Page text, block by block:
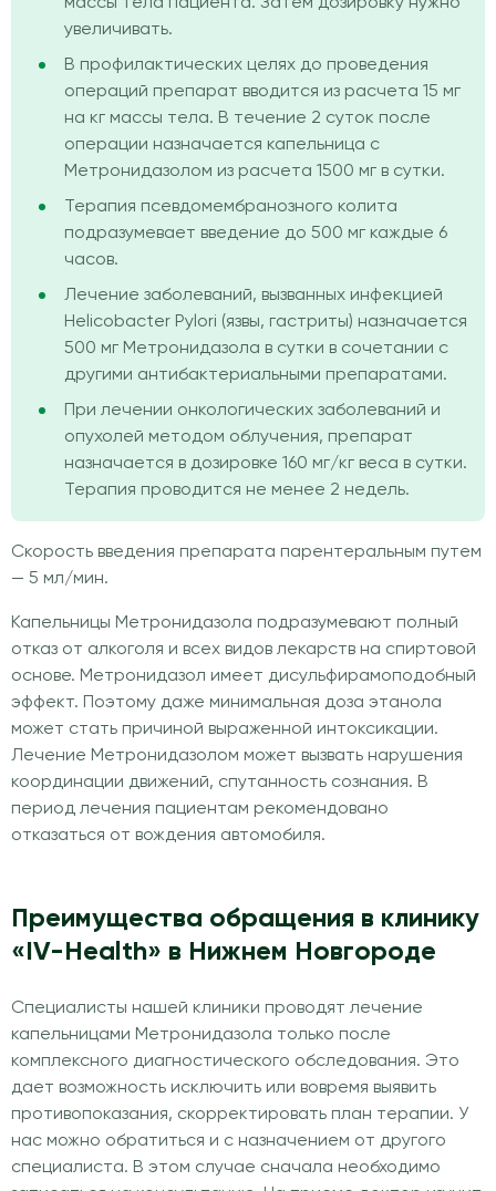
увеличивать.
В профилактических целях до проведения
операций препарат вводится из расчета 15 мг
на кг массы тела. В течение 2 суток после
операции назначается капельница с
Метронидазолом из расчета 1500 мг в сутки.
Терапия псевдомембранозного колита
подразумевает введение до 500 мг каждые 6
часов.
Лечение заболеваний, вызванных инфекцией
Helicobacter Pylori (язвы, гастриты) назначается
500 мг Метронидазола в сутки в сочетании с
другими антибактериальными препаратами.
При лечении онкологических заболеваний и
опухолей методом облучения, препарат
назначается в дозировке 160 мг/кг веса в сутки.
Терапия проводится не менее 2 недель.
Скорость введения препарата парентеральным путем
— 5 мл/мин.
Капельницы Метронидазола подразумевают полный
отказ от алкоголя и всех видов лекарств на спиртовой
основе. Метронидазол имеет дисульфирамоподобный
эффект. Поэтому даже минимальная доза этанола
может стать причиной выраженной интоксикации.
Лечение Метронидазолом может вызвать нарушения
координации движений, спутанность сознания. В
период лечения пациентам рекомендовано
отказаться от вождения автомобиля.
Преимущества обращения в клинику
«IV-Health» в Нижнем Новгороде
Специалисты нашей клиники проводят лечение
капельницами Метронидазола только после
комплексного диагностического обследования. Это
дает возможность исключить или вовремя выявить
противопоказания, скорректировать план терапии. У
нас можно обратиться и с назначением от другого
специалиста. В этом случае сначала необходимо